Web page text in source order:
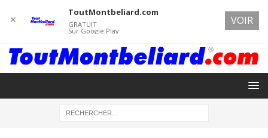
✕
ToutMontbeliard.com
GRATUIT
Sur Google Play
VOIR